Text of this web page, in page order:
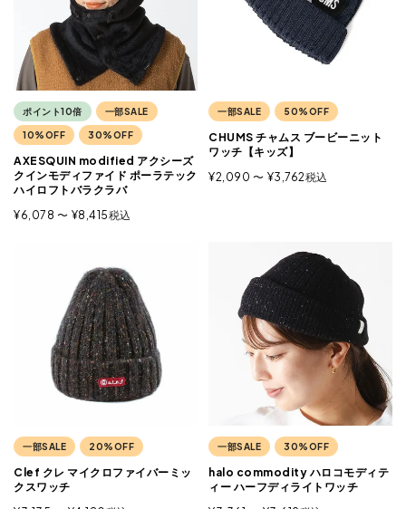
ポイント10倍 一部SALE
10%OFF 30%OFF
AXESQUIN modified アクシーズ
クインモディファイド ポーラテック
ハイロフトバラクラバ
¥6,078 〜 ¥8,415税込
一部SALE 50%OFF
CHUMS チャムス ブービーニット
ワッチ【キッズ】
¥2,090 〜 ¥3,762税込
一部SALE 20%OFF
Clef クレ マイクロファイバーミッ
クスワッチ
一部SALE 30%OFF
halo commodity ハロコモディテ
ィー ハーフディライトワッチ